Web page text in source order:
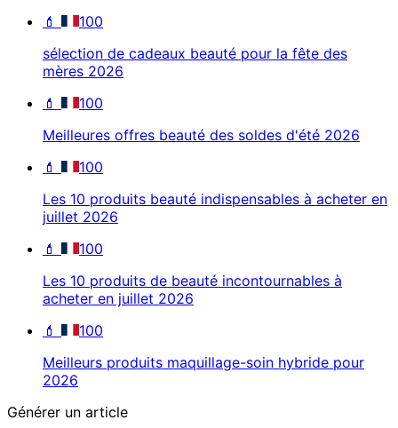
💄
100
sélection de cadeaux beauté pour la fête des
mères 2026
💄
100
Meilleures offres beauté des soldes d'été 2026
💄
100
Les 10 produits beauté indispensables à acheter en
juillet 2026
💄
100
Les 10 produits de beauté incontournables à
acheter en juillet 2026
💄
100
Meilleurs produits maquillage-soin hybride pour
2026
Générer un article